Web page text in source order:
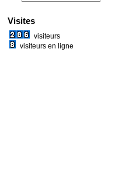
Visites
visiteurs
visiteurs en ligne